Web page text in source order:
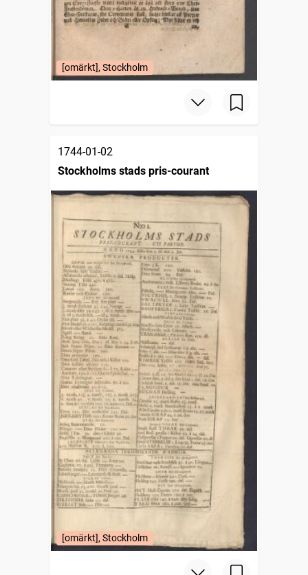
[omärkt], Stockholm
1744-01-02
Stockholms stads pris-courant
[omärkt], Stockholm